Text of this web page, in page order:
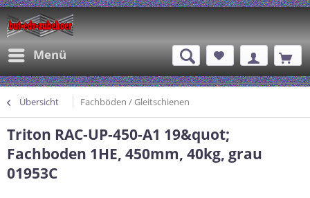
Menü
Übersicht Fachböden / Gleitschienen
Triton RAC-UP-450-A1 19&quot;
Fachboden 1HE, 450mm, 40kg, grau
01953C